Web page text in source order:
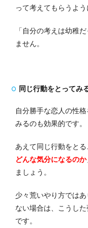
って考えてもらうよう
「自分の考えは幼稚
ません。
同じ行動をとってみ
自分勝手な恋人の性
みるのも効果的です。
あえて同じ行動をとる
どんな気分になるのか
ましょう。
少々荒いやり方では
ない場合は、こうし
です。